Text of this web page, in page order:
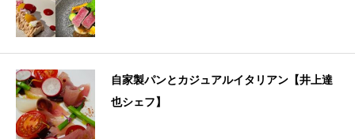
自家製パンとカジュアルイタリアン【井上達
也シェフ】